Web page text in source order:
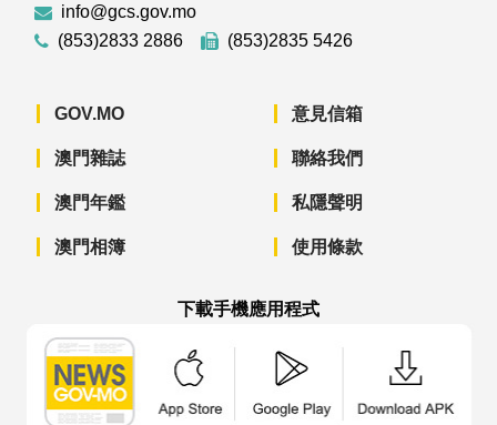
info@gcs.gov.mo
(853)2833 2886
(853)2835 5426
GOV.MO
澳門雜誌
澳門年鑑
澳門相簿
意見信箱
聯絡我們
私隱聲明
使用條款
下載手機應用程式